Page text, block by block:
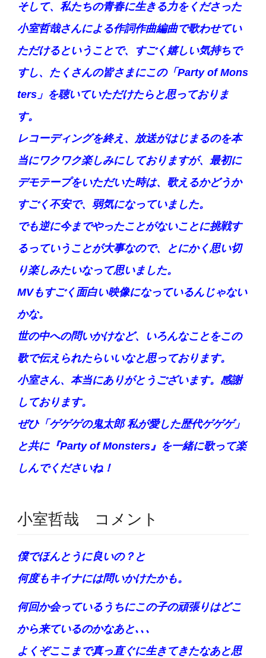
そして、私たちの青春に生きる力をくださった
小室哲哉さんによる作詞作曲編曲で歌わせてい
ただけるということで、すごく嬉しい気持ちで
すし、たくさんの皆さまにこの「Party of Mons
ters」を聴いていただけたらと思っておりま
す。
レコーディングを終え、放送がはじまるのを本
当にワクワク楽しみにしておりますが、最初に
デモテープをいただいた時は、歌えるかどうか
すごく不安で、弱気になっていました。
でも逆に今までやったことがないことに挑戦す
るっていうことが大事なので、とにかく思い切
り楽しみたいなって思いました。
MVもすごく面白い映像になっているんじゃない
かな。
世の中への問いかけなど、いろんなことをこの
歌で伝えられたらいいなと思っております。
小室さん、本当にありがとうございます。感謝
しております。
ぜひ「ゲゲゲの鬼太郎 私が愛した歴代ゲゲゲ」
と共に『Party of Monsters』を一緒に歌って楽
しんでくださいね！
小室哲哉 コメント
僕でほんとうに良いの？と
何度もキイナには問いかけたかも。
何回か会っているうちにこの子の頑張りはどこ
から来ているのかなあと､､､
よくぞここまで真っ直ぐに生きてきたなあと思